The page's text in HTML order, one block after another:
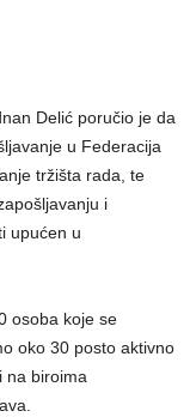
Delić poručio je da
u Federacija
tržišta rada, te
i
upućen u
osoba koje se
oko 30 posto aktivno
na biroima